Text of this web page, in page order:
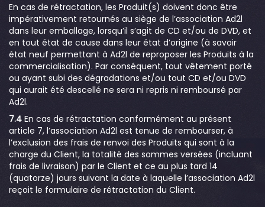
En cas de rétractation, les Produit(s) doivent donc être
impérativement retournés au siège de l’association Ad2l
dans leur emballage, lorsqu’il s’agit de CD et/ou de DVD, et
en tout état de cause dans leur état d’origine (à savoir
état neuf permettant à Ad2l de reproposer les Produits à la
commercialisation). Par conséquent, tout vêtement porté
ou ayant subi des dégradations et/ou tout CD et/ou DVD
qui aurait été descellé ne sera ni repris ni remboursé par
Ad2l.
7.4 En cas de rétractation conformément au présent
article 7, l’association Ad2l est tenue de rembourser, à
l’exclusion des frais de renvoi des Produits qui sont à la
charge du Client, la totalité des sommes versées (incluant
frais de livraison) par le Client et ce au plus tard 14
(quatorze) jours suivant la date à laquelle l’association Ad2l
reçoit le formulaire de rétractation du Client.